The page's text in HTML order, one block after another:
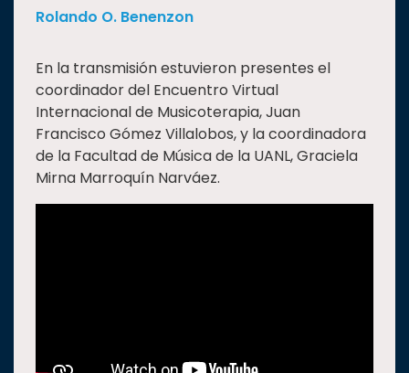
Rolando O. Benenzon
En la transmisión estuvieron presentes el
coordinador del Encuentro Virtual
Internacional de Musicoterapia, Juan
Francisco Gómez Villalobos, y la coordinadora
de la Facultad de Música de la UANL, Graciela
Mirna Marroquín Narváez.